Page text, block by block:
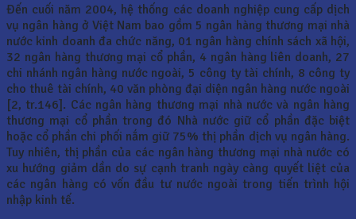
Đến cuối năm 2004, hệ thống các doanh nghiệp cung cấp dịch
vụ ngân hàng ở Việt Nam bao gồm 5 ngân hàng thương mại nhà
nước kinh doanh đa chức năng, 01 ngân hàng chính sách xã hội,
32 ngân hàng thương mại cổ phần, 4 ngân hàng liên doanh, 27
chi nhánh ngân hàng nước ngoài, 5 công ty tài chính, 8 công ty
cho thuê tài chính, 40 văn phòng đại diện ngân hàng nước ngoài
[2, tr.146]. Các ngân hàng thương mại nhà nước và ngân hàng
thương mại cổ phần trong đó Nhà nước giữ cổ phần đặc biệt
hoặc cổ phần chi phối nắm giữ 75% thị phần dịch vụ ngân hàng.
Tuy nhiên, thị phần của các ngân hàng thương mại nhà nước có
xu hướng giảm dần do sự cạnh tranh ngày càng quyết liệt của
các ngân hàng có vốn đầu tư nước ngoài trong tiến trình hội
nhập kinh tế.